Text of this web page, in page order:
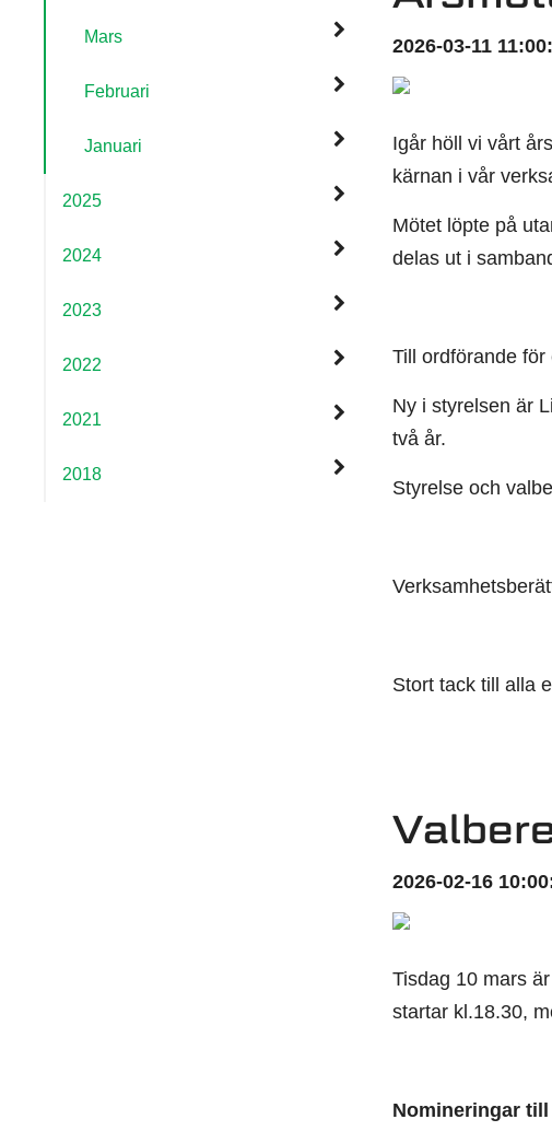
Mars
Februari
Januari
2025
2024
2023
2022
2021
2018
2026-03-11
Igår höll vi vårt
kärnan i vår
Mötet löpte på
delas ut i
Till ordförande
Ny i styrelsen är
två år.
Styrelse och
Stort tack till alla
2026-02-16
Tisdag 10 mars
startar kl.18.30,
Nomineringar